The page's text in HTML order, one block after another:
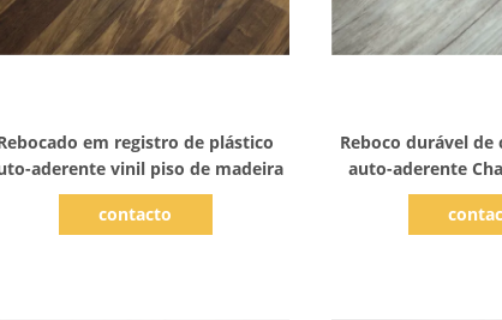
em registro de plástico
aderente vinil piso de madeira
contacto
Reboco durável de
auto-aderente
vinil PVC